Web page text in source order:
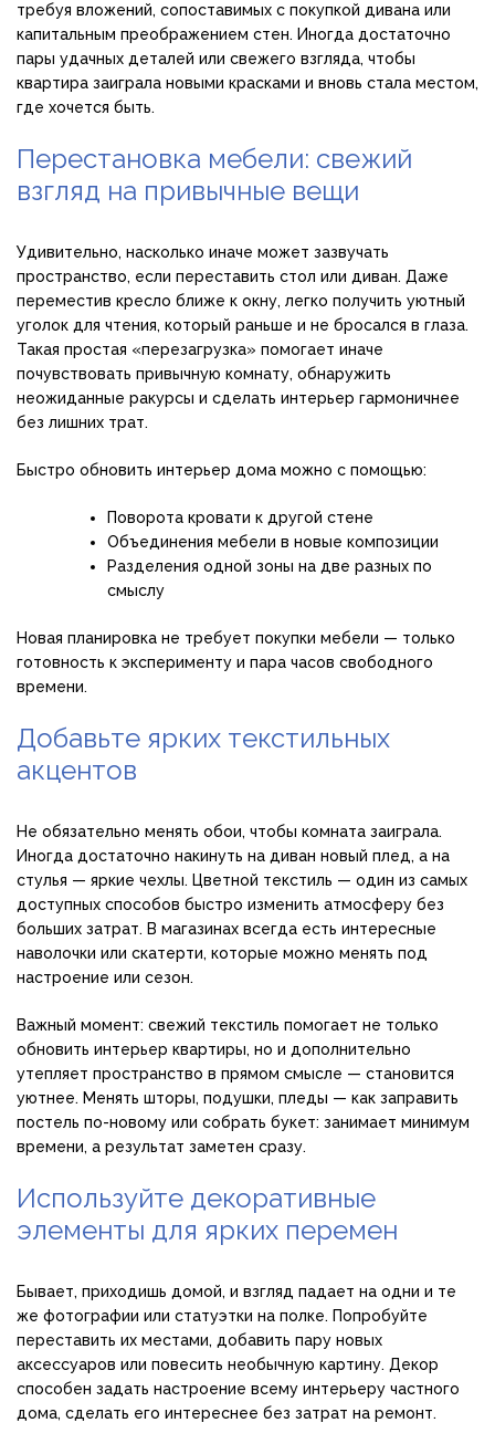
требуя вложений, сопоставимых с покупкой дивана или
капитальным преображением стен. Иногда достаточно
пары удачных деталей или свежего взгляда, чтобы
квартира заиграла новыми красками и вновь стала местом,
где хочется быть.
Перестановка мебели: свежий
взгляд на привычные вещи
Удивительно, насколько иначе может зазвучать
пространство, если переставить стол или диван. Даже
переместив кресло ближе к окну, легко получить уютный
уголок для чтения, который раньше и не бросался в глаза.
Такая простая «перезагрузка» помогает иначе
почувствовать привычную комнату, обнаружить
неожиданные ракурсы и сделать интерьер гармоничнее
без лишних трат.
Быстро обновить интерьер дома можно с помощью:
Поворота кровати к другой стене
Объединения мебели в новые композиции
Разделения одной зоны на две разных по
смыслу
Новая планировка не требует покупки мебели — только
готовность к эксперименту и пара часов свободного
времени.
Добавьте ярких текстильных
акцентов
Не обязательно менять обои, чтобы комната заиграла.
Иногда достаточно накинуть на диван новый плед, а на
стулья — яркие чехлы. Цветной текстиль — один из самых
доступных способов быстро изменить атмосферу без
больших затрат. В магазинах всегда есть интересные
наволочки или скатерти, которые можно менять под
настроение или сезон.
Важный момент: свежий текстиль помогает не только
обновить интерьер квартиры, но и дополнительно
утепляет пространство в прямом смысле — становится
уютнее. Менять шторы, подушки, пледы — как заправить
постель по-новому или собрать букет: занимает минимум
времени, а результат заметен сразу.
Используйте декоративные
элементы для ярких перемен
Бывает, приходишь домой, и взгляд падает на одни и те
же фотографии или статуэтки на полке. Попробуйте
переставить их местами, добавить пару новых
аксессуаров или повесить необычную картину. Декор
способен задать настроение всему интерьеру частного
дома, сделать его интереснее без затрат на ремонт.